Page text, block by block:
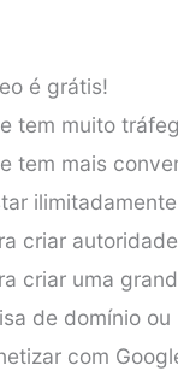
é grátis!
tem muito
tem mais
ilimitadamente
criar autoridade
criar uma
de domínio
com